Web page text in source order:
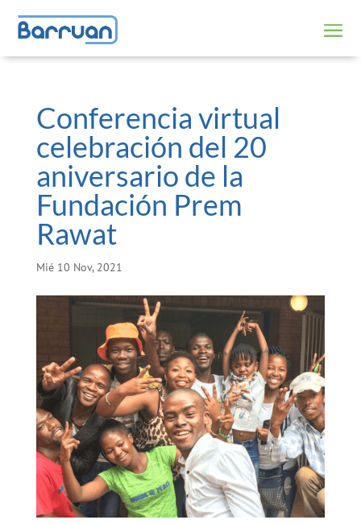
Conferencia virtual
celebración del 20
aniversario de la
Fundación Prem
Rawat
Mié 10 Nov, 2021